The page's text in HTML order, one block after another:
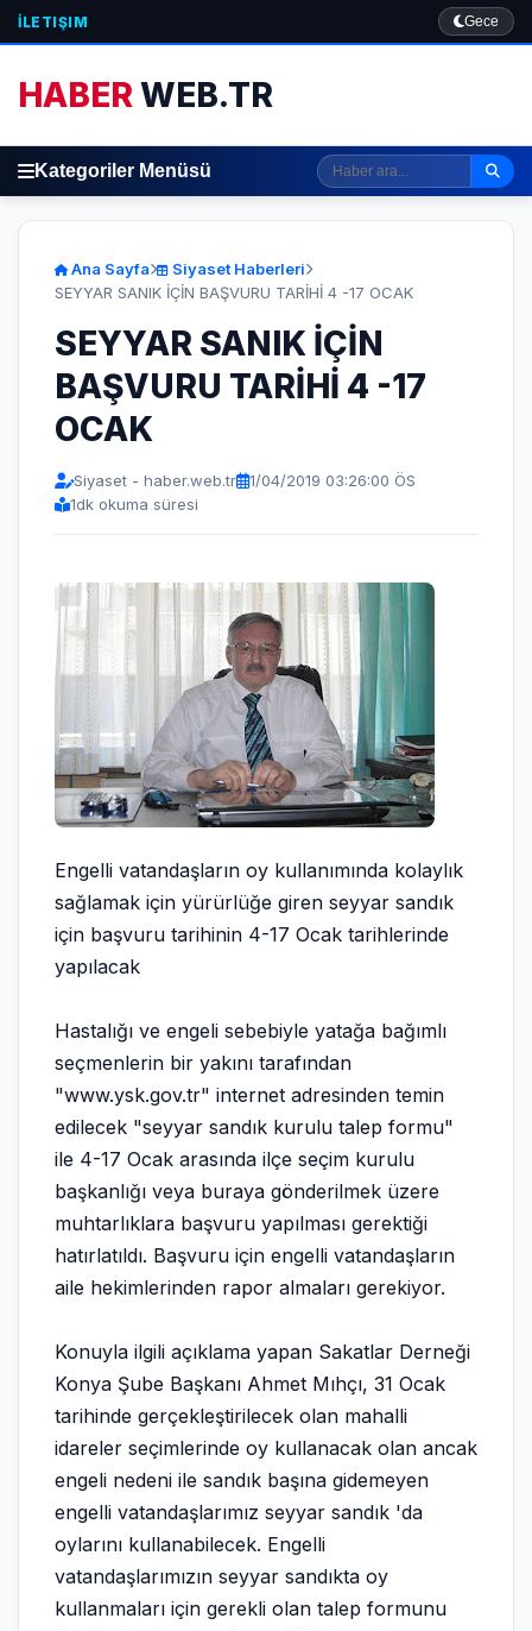
İLETIŞIM Gece
HABERWEB.TR
Kategoriler Menüsü
Ana Sayfa
Siyaset Haberleri
SEYYAR SANIK İÇİN BAŞVURU TARİHİ 4 -17 OCAK
SEYYAR SANIK İÇİN
BAŞVURU TARİHİ 4 -17
OCAK
Siyaset - haber.web.tr
1/04/2019 03:26:00 ÖS
1dk okuma süresi
Engelli vatandaşların oy kullanımında kolaylık
sağlamak için yürürlüğe giren seyyar sandık
için başvuru tarihinin 4-17 Ocak tarihlerinde
yapılacak
Hastalığı ve engeli sebebiyle yatağa bağımlı
seçmenlerin bir yakını tarafından
"www.ysk.gov.tr" internet adresinden temin
edilecek "seyyar sandık kurulu talep formu"
ile 4-17 Ocak arasında ilçe seçim kurulu
başkanlığı veya buraya gönderilmek üzere
muhtarlıklara başvuru yapılması gerektiği
hatırlatıldı. Başvuru için engelli vatandaşların
aile hekimlerinden rapor almaları gerekiyor.
Konuyla ilgili açıklama yapan Sakatlar Derneği
Konya Şube Başkanı Ahmet Mıhçı, 31 Ocak
tarihinde gerçekleştirilecek olan mahalli
idareler seçimlerinde oy kullanacak olan ancak
engeli nedeni ile sandık başına gidemeyen
engelli vatandaşlarımız seyyar sandık 'da
oylarını kullanabilecek. Engelli
vatandaşlarımızın seyyar sandıkta oy
kullanmaları için gerekli olan talep formunu